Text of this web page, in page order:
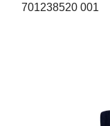
701238520 001